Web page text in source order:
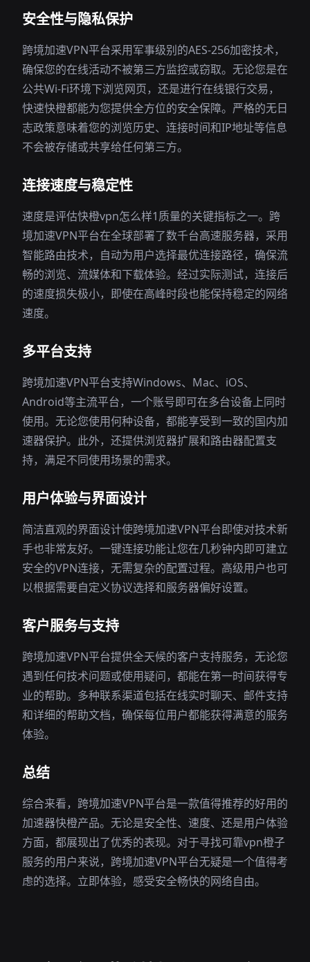
安全性与隐私保护
跨境加速VPN平台采用军事级别的AES-256加密技术，
确保您的在线活动不被第三方监控或窃取。无论您是在
公共Wi-Fi环境下浏览网页，还是进行在线银行交易，
快速快橙都能为您提供全方位的安全保障。严格的无日
志政策意味着您的浏览历史、连接时间和IP地址等信息
不会被存储或共享给任何第三方。
连接速度与稳定性
速度是评估快橙vpn怎么样1质量的关键指标之一。跨
境加速VPN平台在全球部署了数千台高速服务器，采用
智能路由技术，自动为用户选择最优连接路径，确保流
畅的浏览、流媒体和下载体验。经过实际测试，连接后
的速度损失极小，即使在高峰时段也能保持稳定的网络
速度。
多平台支持
跨境加速VPN平台支持Windows、Mac、iOS、
Android等主流平台，一个账号即可在多台设备上同时
使用。无论您使用何种设备，都能享受到一致的国内加
速器保护。此外，还提供浏览器扩展和路由器配置支
持，满足不同使用场景的需求。
用户体验与界面设计
简洁直观的界面设计使跨境加速VPN平台即使对技术新
手也非常友好。一键连接功能让您在几秒钟内即可建立
安全的VPN连接，无需复杂的配置过程。高级用户也可
以根据需要自定义协议选择和服务器偏好设置。
客户服务与支持
跨境加速VPN平台提供全天候的客户支持服务，无论您
遇到任何技术问题或使用疑问，都能在第一时间获得专
业的帮助。多种联系渠道包括在线实时聊天、邮件支持
和详细的帮助文档，确保每位用户都能获得满意的服务
体验。
总结
综合来看，跨境加速VPN平台是一款值得推荐的好用的
加速器快橙产品。无论是安全性、速度、还是用户体验
方面，都展现出了优秀的表现。对于寻找可靠vpn橙子
服务的用户来说，跨境加速VPN平台无疑是一个值得考
虑的选择。立即体验，感受安全畅快的网络自由。